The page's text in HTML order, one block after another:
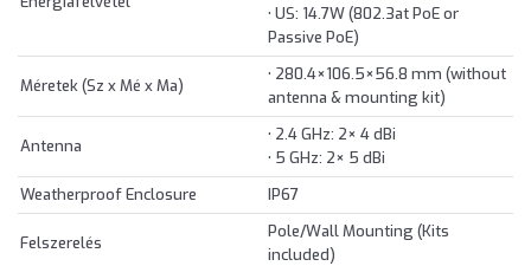
• US: 14.7W (802.3at PoE or
Passive PoE)
Méretek (Sz x Mé x Ma)
• 280.4×106.5×56.8 mm (without
antenna & mounting kit)
Antenna
• 2.4 GHz: 2× 4 dBi
• 5 GHz: 2× 5 dBi
Weatherproof Enclosure
IP67
Felszerelés
Pole/Wall Mounting (Kits
included)